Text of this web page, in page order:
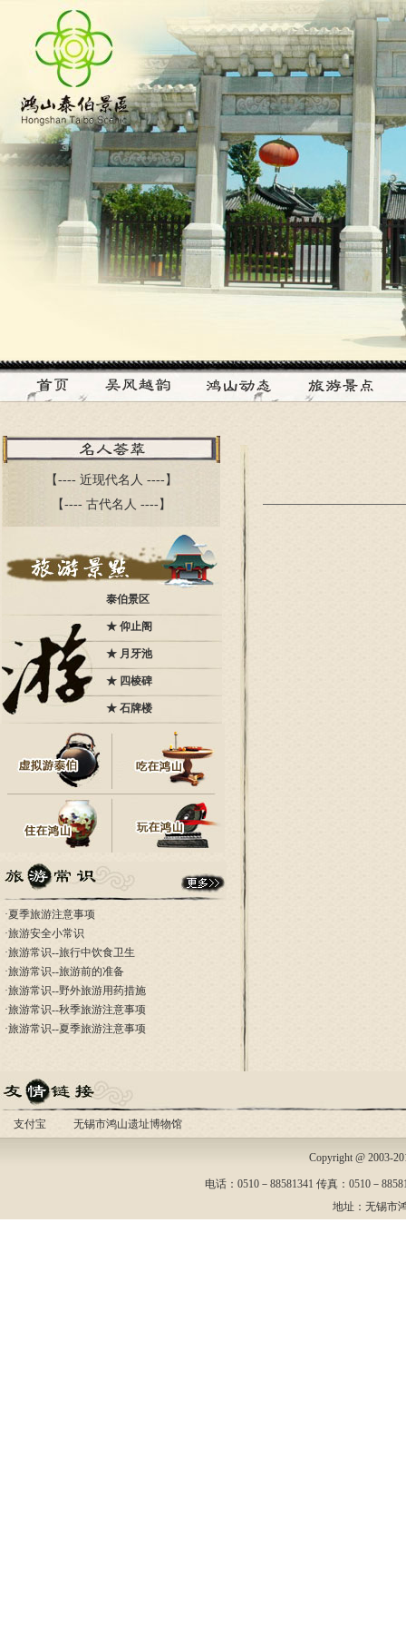
【---- 近现代名人 ----】
【---- 古代名人 ----】
泰伯景区
★ 仰止阁
★ 月牙池
★ 四棱碑
★ 石牌楼
·夏季旅游注意事项
·旅游安全小常识
·旅游常识--旅行中饮食卫生
·旅游常识--旅游前的准备
·旅游常识--野外旅游用药措施
·旅游常识--秋季旅游注意事项
·旅游常识--夏季旅游注意事项
支付宝 无锡市鸿山遗址博物馆
Copyright @ 2003-
电话：0510－88581341 传真：0510－
地址：无锡市